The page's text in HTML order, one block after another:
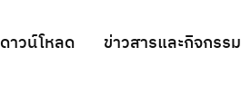
ดาวน์โหลด ข่าวสารและกิจกรรม